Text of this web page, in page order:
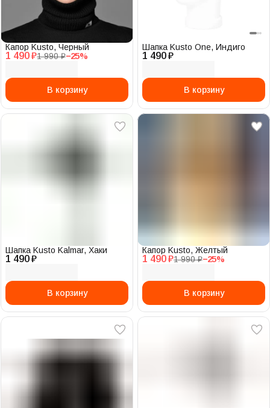
1 490 ₽1 990 ₽−25%
Капор Kusto, Черный
В корзину
1 490 ₽
Шапка Kusto One, Индиго
В корзину
1 490 ₽
Шапка Kusto Kalmar, Хаки
В корзину
1 490 ₽1 990 ₽−25%
Капор Kusto, Желтый
В корзину